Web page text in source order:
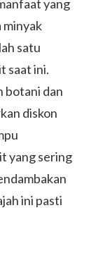
yang
minyak
satu
saat ini.
botani dan
diskon
yang sering
ini pasti